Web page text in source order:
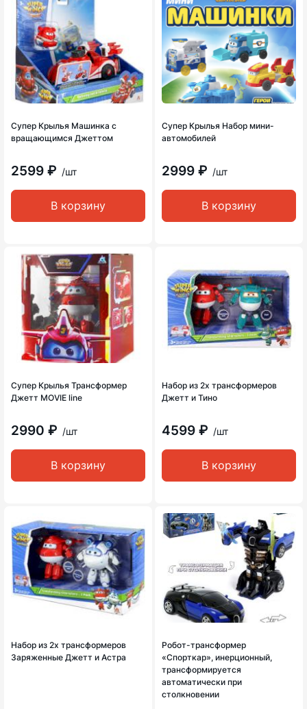
Супер Крылья Машинка с
вращающимся Джеттом
2599 ₽ /шт
В корзину
Супер Крылья Набор мини-
автомобилей
2999 ₽ /шт
В корзину
Супер Крылья Трансформер
Джетт MOVIE line
2990 ₽ /шт
В корзину
Набор из 2х трансформеров
Джетт и Тино
4599 ₽ /шт
В корзину
Набор из 2х трансформеров
Заряженные Джетт и Астра
Робот-трансформер
«Спорткар», инерционный,
трансформируется
автоматически при
столкновении